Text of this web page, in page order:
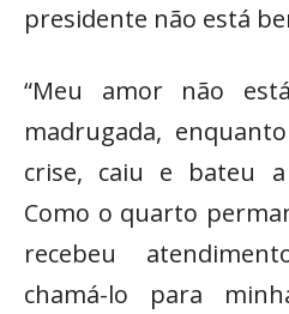
presidente não está
“Meu amor não
madrugada,
crise, caiu e bateu
Como o quarto
recebeu
chamá-lo para